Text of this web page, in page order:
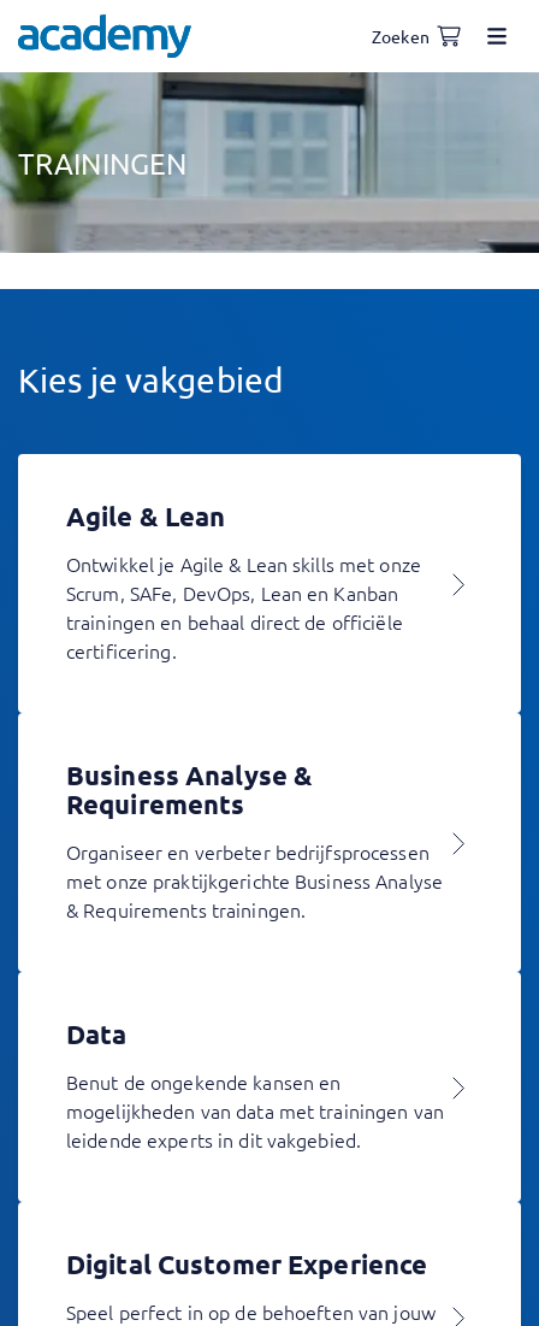
Zoeken
TRAININGEN
Kies je vakgebied
Agile & Lean
Ontwikkel je Agile & Lean skills met onze
Scrum, SAFe, DevOps, Lean en Kanban
trainingen en behaal direct de officiële
certificering.
Business Analyse &
Requirements
Organiseer en verbeter bedrijfsprocessen
met onze praktijkgerichte Business Analyse
& Requirements trainingen.
Data
Benut de ongekende kansen en
mogelijkheden van data met trainingen van
leidende experts in dit vakgebied.
Digital Customer Experience
Speel perfect in op de behoeften van jouw